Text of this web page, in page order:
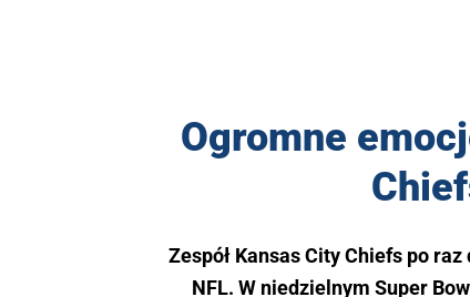
Ogromne
Zespół Kansas City Chiefs po
NFL. W niedzielnym Super